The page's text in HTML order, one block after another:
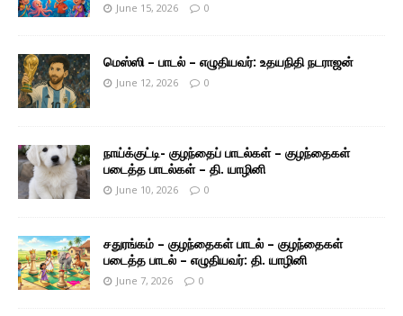
June 15, 2026 0
மெஸ்ஸி – பாடல் – எழுதியவர்: உதயநிதி நடராஜன்
June 12, 2026 0
நாய்க்குட்டி- குழந்தைப் பாடல்கள் – குழந்தைகள்
படைத்த பாடல்கள் – தி. யாழினி
June 10, 2026 0
சதுரங்கம் – குழந்தைகள் பாடல் – குழந்தைகள்
படைத்த பாடல் – எழுதியவர்: தி. யாழினி
June 7, 2026 0